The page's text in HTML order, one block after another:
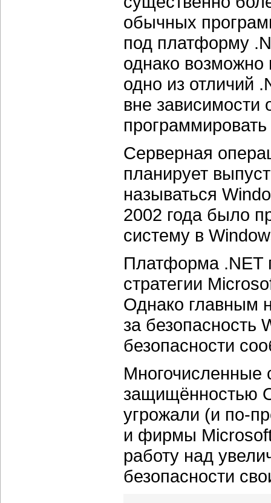
обычных
под платформу
однако возможно
одно из отличий
вне зависимости
Серверная
планирует
называться
2002 года было
систему в
Платформа .NET
стратегии
Однако главным
за безопасность
безопасности
Многочисленные
защищённостью
угрожали (и по-
и фирмы
работу над
безопасности